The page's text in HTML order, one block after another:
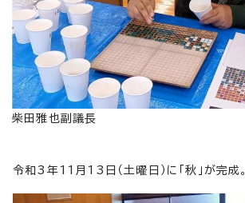
柴田雅也副議長
令和3年11月13日（土曜日）に「秋」が完成。